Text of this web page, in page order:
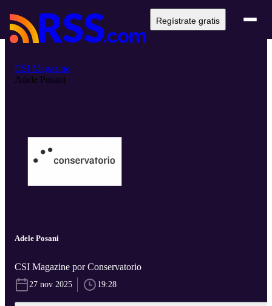
Regístrate gratis
CSI Magazine
Adele Posani
Adele Posani
CSI Magazine por Conservatorio
27 nov 2025 19:28